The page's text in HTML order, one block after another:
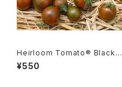
Heirloom Tomato® Black Z
ebra Cherry エアルーム・トマ
ト・ブラック・ゼブラ・チェリー
¥550